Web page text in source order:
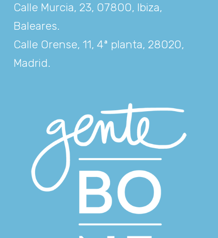
Calle Murcia, 23, 07800, Ibiza,
Baleares.
Calle Orense, 11, 4ª planta, 28020,
Madrid.